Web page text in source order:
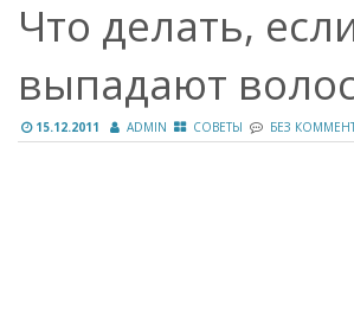
Что делать,
выпадают
15.12.2011 ADMIN СОВЕТЫ БЕЗ